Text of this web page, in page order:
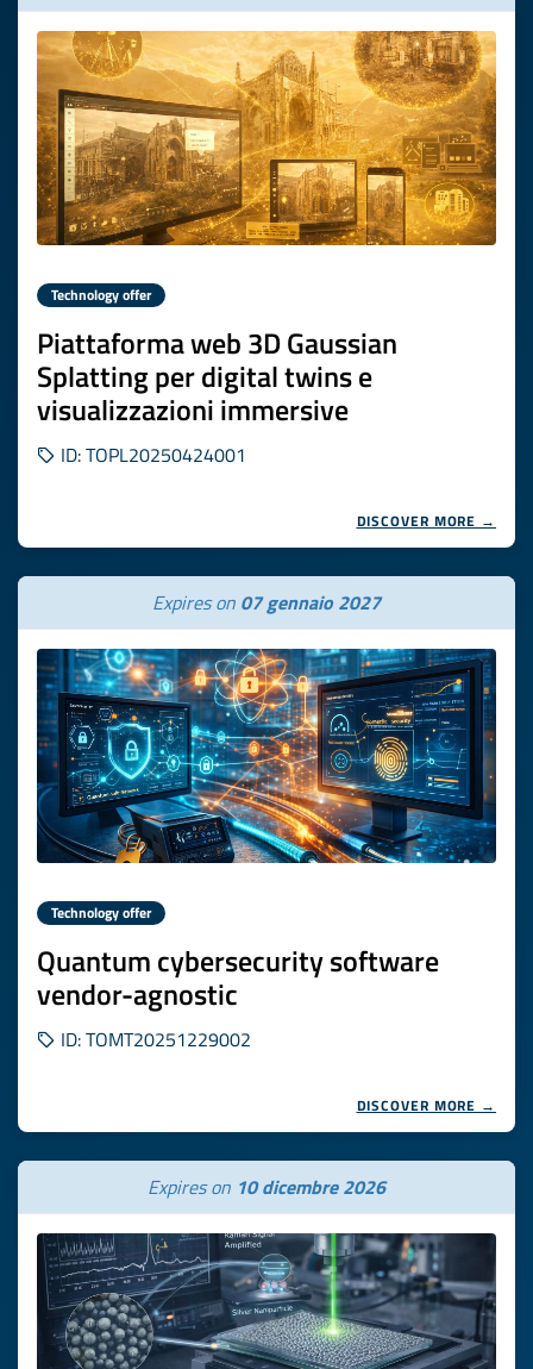
Technology offer
Piattaforma web 3D Gaussian
Splatting per digital twins e
visualizzazioni immersive
ID: TOPL20250424001
DISCOVER MORE →
Expires on 07 gennaio 2027
Technology offer
Quantum cybersecurity software
vendor-agnostic
ID: TOMT20251229002
DISCOVER MORE →
Expires on 10 dicembre 2026